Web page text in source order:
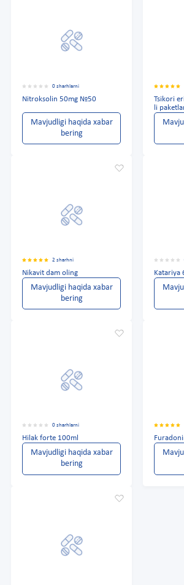
0 sharhlarni
Nitroksolin 50mg №50
Mavjudligi haqida xabar
bering
Tsikori
li
2 sharhni
Nikavit dam oling
Mavjudligi haqida xabar
bering
0 sharhlarni
Hilak forte 100ml
Mavjudligi haqida xabar
bering